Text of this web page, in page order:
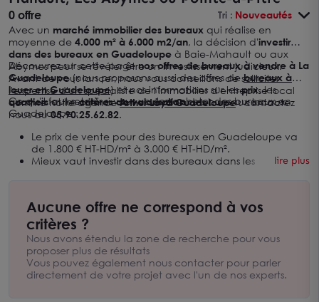
0 offre Tri : Nouveautés
Avec un marché immobilier des bureaux qui réalise en
moyenne de 4.000 m² à 6.000 m2/an, la décision d'investir
dans des bureaux en Guadeloupe à Baie-Mahault ou aux
Abymes peut se révéler être un investissement judicieux.
Avant de vous lancer, nous vous conseillons de solliciter
l'expertise d'un spécialiste de l'immobilier d'entreprise local
comme notre agenceArthur Loyd Guadeloupe: contactez
nous au05.90.25.62.82.
Découvrez sur cette pagenos offres de bureaux à vendre à La
Guadeloupe(nous proposons aussi des offres debureaux à
louer en Guadeloupe) et nos informations sur lesprix, les
quartierset lescritères de valorisationdes bureaux locaux.
Ce qu'il faut retenir si vous voulez acheter des bureaux en
Guadeloupe :
Le prix de vente pour des bureaux en Guadeloupe va
de 1.800 € HT-HD/m² à 3.000 € HT-HD/m².
Mieux vaut investir dans des bureaux dans les
Le marché est tendu avec du stock existant, pas d'offre
neuve et des coûts de construction élevés.
Il y a peu voire pas d'offre de bureaux à vendre à La
Guadeloupe.
lire plus
Aucune offre ne correspond à vos
critères ?
Nous avons étendu la zone de recherche pour vous
proposer plus de résultats
Vous pouvez également nous contacter pour parler
directement de votre projet avec l'un de nos experts.